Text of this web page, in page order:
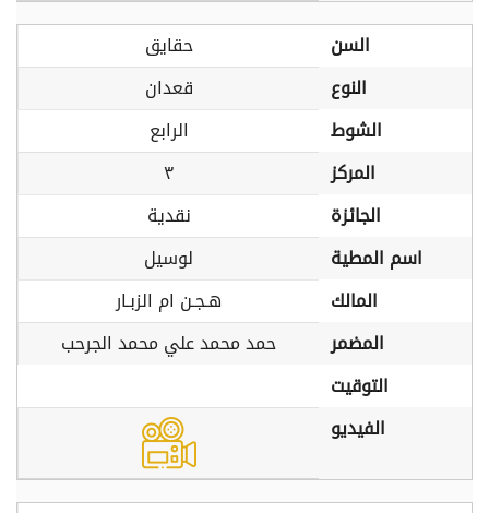
السن
حقايق
النوع
قعدان
الشوط
الرابع
المركز
٣
الجائزة
نقدية
اسم المطية
لوسيل
المالك
هـجـن ام الزبـار
المضمر
حمد محمد علي محمد الجرحب
التوقيت
الفيديو